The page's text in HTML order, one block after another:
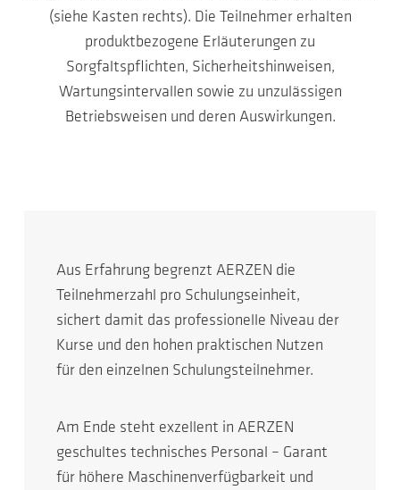
(siehe Kasten rechts). Die Teilnehmer erhalten
produktbezogene Erläuterungen zu
Sorgfaltspflichten, Sicherheitshinweisen,
Wartungsintervallen sowie zu unzulässigen
Betriebsweisen und deren Auswirkungen.
Aus Erfahrung begrenzt AERZEN die
Teilnehmerzahl pro Schulungseinheit,
sichert damit das professionelle Niveau der
Kurse und den hohen praktischen Nutzen
für den einzelnen Schulungsteilnehmer.
Am Ende steht exzellent in AERZEN
geschultes technisches Personal – Garant
für höhere Maschinenverfügbarkeit und